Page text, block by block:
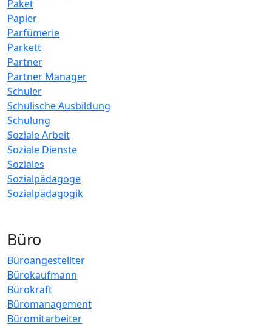
Paket
Papier
Parfümerie
Parkett
Partner
Partner Manager
Schuler
Schulische Ausbildung
Schulung
Soziale Arbeit
Soziale Dienste
Soziales
Sozialpädagoge
Sozialpädagogik
Büro
Büroangestellter
Bürokaufmann
Bürokraft
Büromanagement
Büromitarbeiter